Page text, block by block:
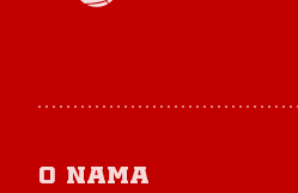
O nama